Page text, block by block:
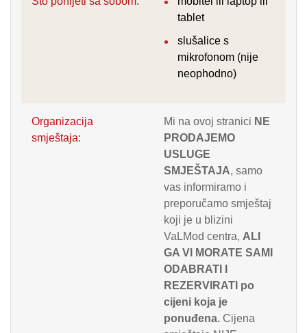
tablet
slušalice s
mikrofonom (nije
neophodno)
Organizacija
smještaja:
Mi na ovoj stranici NE
PRODAJEMO
USLUGE
SMJEŠTAJA, samo
vas informiramo i
preporučamo smještaj
koji je u blizini
VaLMod centra, ALI
GA VI MORATE SAMI
ODABRATI I
REZERVIRATI po
cijeni koja je
ponuđena. Cijena